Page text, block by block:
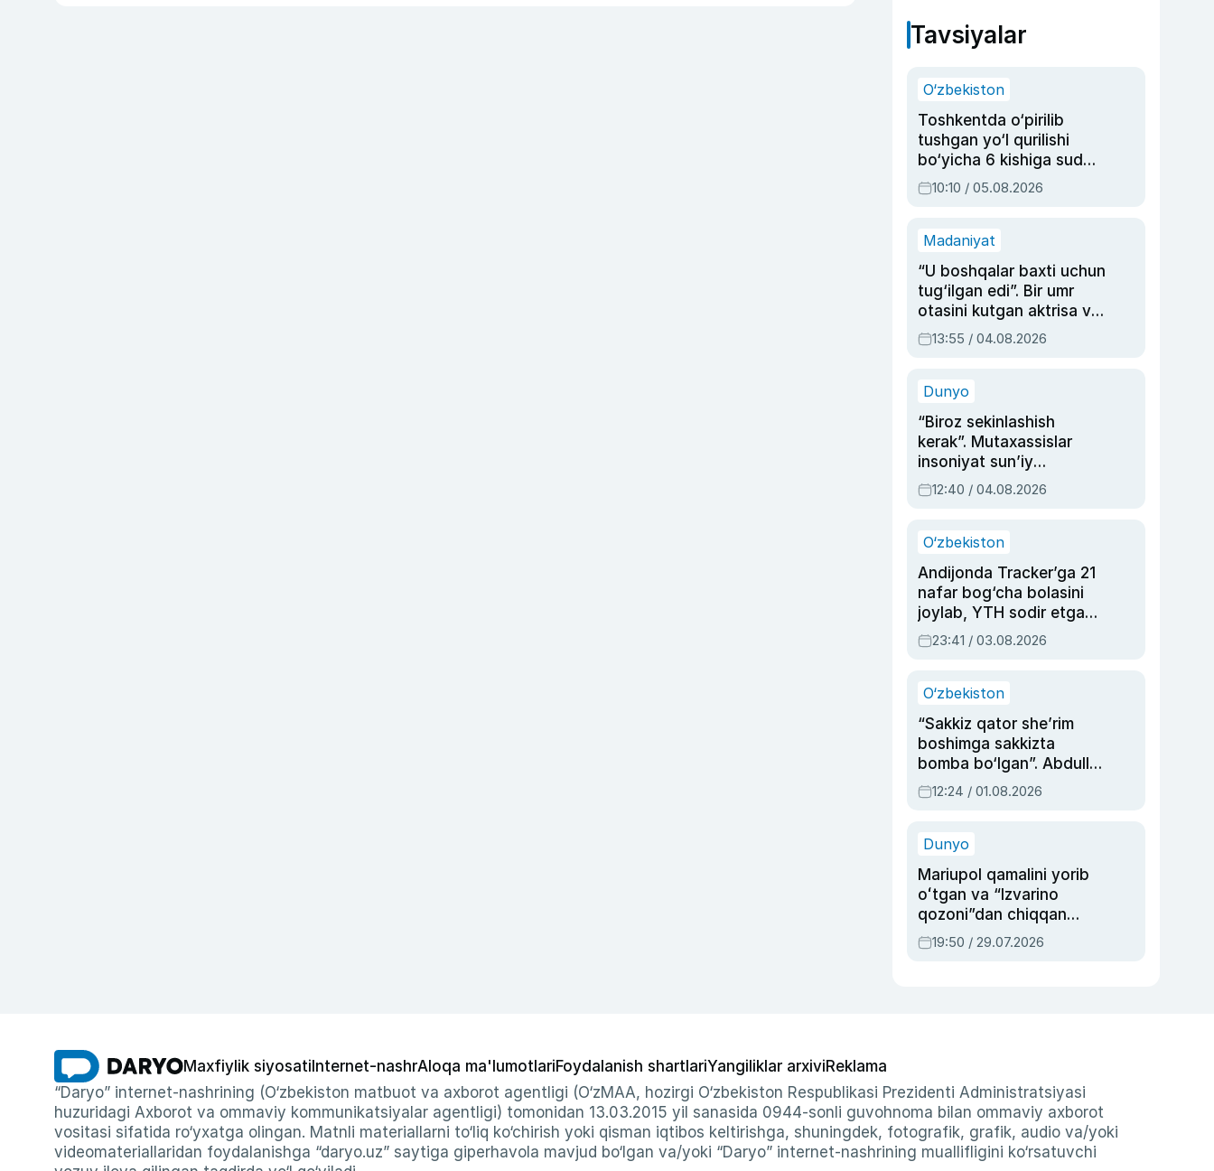
Tavsiyalar
O‘zbekiston
Toshkentda o‘pirilib
tushgan yo‘l qurilishi
bo‘yicha 6 kishiga sud
hukmi o‘qildi
10:10 / 05.08.2026
Madaniyat
“U boshqalar baxti uchun
tug‘ilgan edi”. Bir umr
otasini kutgan aktrisa va
dublyaj ustasi Rimma
Ahmedovaning
13:55 / 04.08.2026
Dunyo
“Biroz sekinlashish
kerak”. Mutaxassislar
insoniyat sun’iy
intellektni boshqara
olmay qolishidan xavotir
12:40 / 04.08.2026
O‘zbekiston
Andijonda Tracker’ga 21
nafar bog‘cha bolasini
joylab, YTH sodir etgan
ayolga sud hukmi o‘qildi
23:41 / 03.08.2026
O‘zbekiston
“Sakkiz qator she’rim
boshimga sakkizta
bomba bo‘lgan”. Abdulla
Oripovni siyosiy
ayblovlardan asrab
12:24 / 01.08.2026
Dunyo
Mariupol qamalini yorib
oʻtgan va “Izvarino
qozoni”dan chiqqan
qahramon — Ukraina
armiyasi bosh
19:50 / 29.07.2026
Maxfiylik siyosati Internet-nashrAloqa ma'lumotlariFoydalanish shartlariYangiliklar arxiviReklama
“Daryo” internet-nashrining (O‘zbekiston matbuot va axborot agentligi (O‘zMAA, hozirgi O‘zbekiston Respublikasi Prezidenti Administratsiyasi
huzuridagi Axborot va ommaviy kommunikatsiyalar agentligi) tomonidan 13.03.2015 yil sanasida 0944-sonli guvohnoma bilan ommaviy axborot
vositasi sifatida ro‘yxatga olingan. Matnli materiallarni to‘liq ko‘chirish yoki qisman iqtibos keltirishga, shuningdek, fotografik, grafik, audio va/yoki
videomateriallaridan foydalanishga “daryo.uz” saytiga giperhavola mavjud bo‘lgan va/yoki “Daryo” internet-nashrining muallifligini ko‘rsatuvchi